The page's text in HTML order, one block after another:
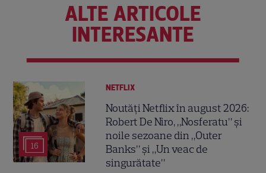
ALTE ARTICOLE
INTERESANTE
16
NETFLIX
Noutăți Netflix în august 2026:
Robert De Niro, „Nosferatu” și
noile sezoane din „Outer
Banks” și „Un veac de
singurătate”